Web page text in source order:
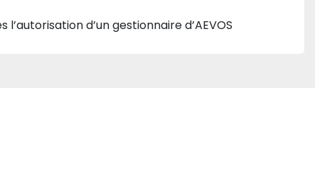
d’un gestionnaire d’AEVOS